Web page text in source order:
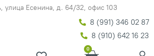
улица Есенина, д. 64/32, офис 103
8 (991) 346 02 87
8 (910) 642 16 23
0